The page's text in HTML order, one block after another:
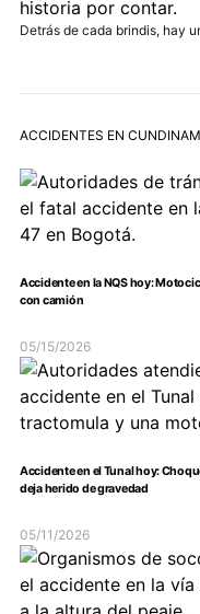
Detrás de cada brindis, hay
ACCIDENTES EN
Accidente en la NQS hoy:
con camión
05/15/2026
Accidente en el Tunal hoy:
deja herido de gravedad
05/11/2026